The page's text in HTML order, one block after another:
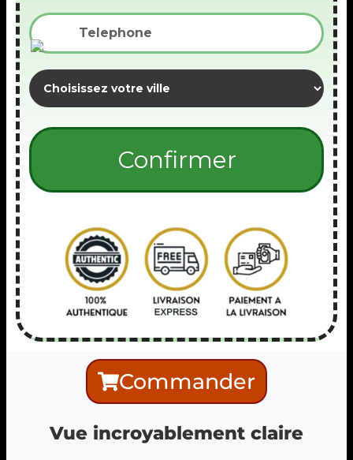
Commander
Vue incroyablement claire